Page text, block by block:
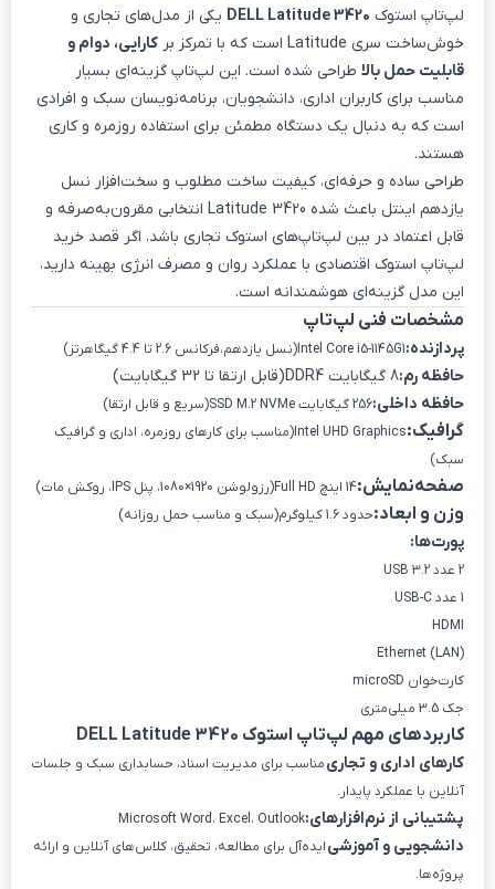
لپ‌تاپ استوک DELL Latitude 3420 یکی از مدل‌های تجاری و
خوش‌ساخت سری Latitude است که با تمرکز بر
کارایی، دوام و
قابلیت حمل بالا طراحی شده است. این لپ‌تاپ گزینه‌ای بسیار
مناسب برای کاربران اداری، دانشجویان، برنامه‌نویسان سبک و افرادی
است که به دنبال یک دستگاه مطمئن برای استفاده روزمره و کاری
هستند.
طراحی ساده و حرفه‌ای، کیفیت ساخت مطلوب و سخت‌افزار نسل
یازدهم اینتل باعث شده Latitude 3420 انتخابی مقرون‌به‌صرفه و
قابل اعتماد در بین لپ‌تاپ‌های استوک تجاری باشد. اگر قصد خرید
لپ‌تاپ استوک اقتصادی با عملکرد روان و مصرف انرژی بهینه دارید،
این مدل گزینه‌ای هوشمندانه است.
مشخصات فنی لپ‌تاپ
پردازنده:Intel Core i5-1145G1(نسل یازدهم،فرکانس 2.6 تا 4.4 گیگاهرتز)
حافظه رم:8 گیگابایت DDR4(قابل ارتقا تا 32 گیگابایت)
حافظه داخلی:256 گیگابایت SSD M.2 NVMe(سریع و قابل ارتقا)
گرافیک:
Intel UHD Graphics(مناسب برای کارهای روزمره، اداری و گرافیک
سبک)
صفحه‌نمایش:14 اینچ Full HD(رزولوشن 1920×1080، پنل IPS، روکش مات)
وزن و ابعاد:حدود 1.6 کیلوگرم(سبک و مناسب حمل روزانه)
پورت‌ها:
2 عدد USB 3.2
1 عدد USB-C
HDMI
Ethernet (LAN)
کارت‌خوان microSD
جک 3.5 میلی‌متری
کاربردهای مهم لپ‌تاپ استوک DELL Latitude 3420
کارهای اداری و تجاریمناسب برای مدیریت اسناد، حسابداری سبک و جلسات
آنلاین با عملکرد پایدار.
پشتیبانی از نرم‌افزارهای:Microsoft Word، Excel، Outlook
دانشجویی و آموزشیایده‌آل برای مطالعه، تحقیق، کلاس‌های آنلاین و ارائه
پروژه‌ها.